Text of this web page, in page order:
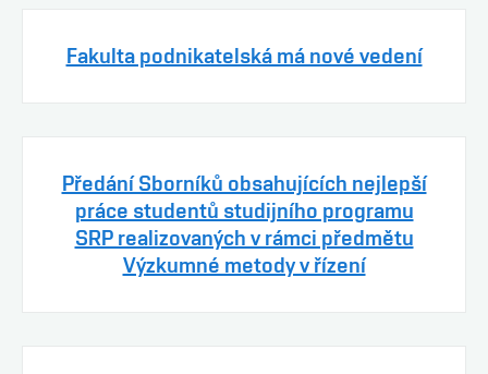
Fakulta podnikatelská má nové vedení
Předání Sborníků obsahujících nejlepší
práce studentů studijního programu
SRP realizovaných v rámci předmětu
Výzkumné metody v řízení